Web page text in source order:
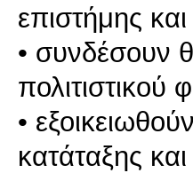
επιστήμης και
• συνδέσουν
πολιτιστικού
•
κατάταξης